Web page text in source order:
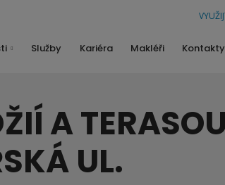
Služby Kariéra Makléři Kontakty
A
UL.